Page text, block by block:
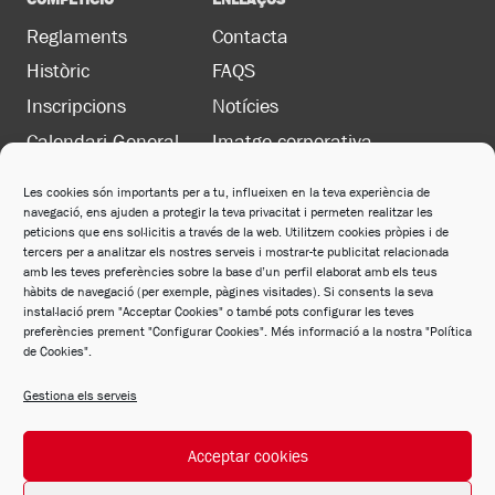
Les cookies són importants per a tu, influeixen en la teva experiència de
navegació, ens ajuden a protegir la teva privacitat i permeten realitzar les
peticions que ens sol·licitis a través de la web. Utilitzem cookies pròpies i de
tercers per a analitzar els nostres serveis i mostrar-te publicitat relacionada
amb les teves preferències sobre la base d’un perfil elaborat amb els teus
hàbits de navegació (per exemple, pàgines visitades). Si consents la seva
instal·lació prem "Acceptar Cookies" o també pots configurar les teves
preferències prement "Configurar Cookies". Més informació a la nostra "Política
de Cookies".
Gestiona els serveis
Acceptar cookies
Reglaments
Històric
Inscripcions
Calendari General
Contacta
FAQS
Notícies
Imatge corporativa
LEGAL
Política de privacitat
Política de cookies
Avís legal
Política de xarxes socials